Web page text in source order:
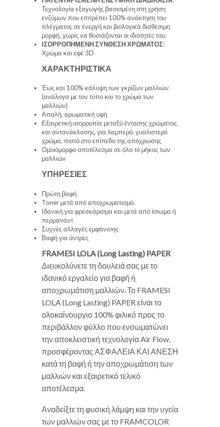
Τεχνολογία εξαγωγής βασισμένη στη χρήση
ενζύμων που επιτρέπει 100% ανάκτηση του
πλέγματος σε ενεργή και βιολογικά διαθέσιμη
μορφή, χωρίς να θυσιάζονται οι ιδιότητές του.
ΙΣΟΡΡΟΠΗΜΕΝΗ ΣΥΝΘΕΣΗ ΧΡΩΜΑΤΟΣ:
Χρώμα και εφέ 3D
ΧΑΡΑΚΤΗΡΙΣΤΙΚΑ
Έως και 100% κάλυψη των γκρίζων μαλλιών
(ανάλογα με τον τύπο και το χρώμα των
μαλλιών)
Απαλή, αρωματική υφή
Εξαιρετική ισορροπία μεταξύ έντασης χρώματος
και αντανάκλασης, για λαμπερό, γυαλιστερό
χρώμα, πιστό στο επίπεδο της απόχρωσης
Ομοιόμορφο αποτέλεσμα σε όλο το μήκος των
μαλλιών
ΥΠΗΡΕΣΙΕΣ
Πρώτη βαφή
Toner μετά από αποχρωματισμό.
Ιδανική για φρεσκάρισμα και μετά από ίσιωμα ή
περμανάντ
Συχνές αλλαγές εμφάνισης
Βαφή για άντρες
FRAMESI LOLA (Long Lasting) PAPER
Διευκολύνετε τη δουλειά σας με το
ιδανικό εργαλείο για βαφή ή
αποχρωμάτιση μαλλιών. Το FRAMESI
LOLA (Long Lasting) PAPER είναι το
ολοκαίνουργιο 100% φιλικό προς το
περιβάλλον φύλλο που ενσωματώνει
την αποκλειστική τεχνολογία Air Flow,
προσφέροντας ΑΣΦΑΛΕΙΑ ΚΑΙ ΑΝΕΣΗ
κατά τη βαφή ή την αποχρωμάτιση των
μαλλιών και εξαιρετικό τελικό
αποτέλεσμα.
Αναδείξτε τη φυσική λάμψη και την υγεία
των μαλλιών σας με το FRAMCOLOR